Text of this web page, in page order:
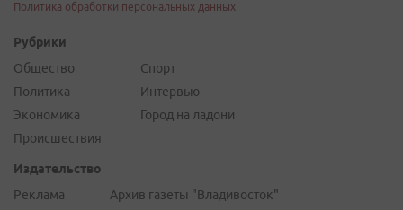
Политика обработки персональных данных
Рубрики
Общество
Политика
Экономика
Происшествия
Спорт
Интервью
Город на ладони
Издательство
Реклама
Архив газеты "Владивосток"